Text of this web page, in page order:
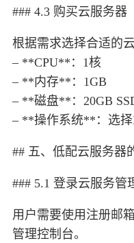
### 4.3 购买云服务器
根据需求选择合适的
– **CPU**：1核
– **内存**：1GB
– **磁盘**：20GB
– **操作系统**：选择
## 五、低配云服务器
### 5.1 登录云服务管
用户需要使用注册邮
管理控制台。